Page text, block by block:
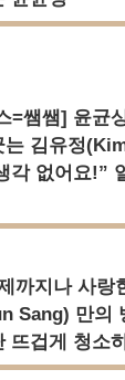
=쌤쌤] 윤균
는 김유정
각 없어요!”
까지나 사랑
Sang) 만의
뜨겁게 청소